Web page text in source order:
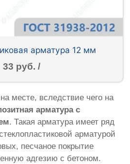
арматура 12 мм
33 руб. /
месте, вследствие чего на
арматура с
. Такая арматура имеет ряд
арматурой
песчаное покрытие
адгезию с бетоном.